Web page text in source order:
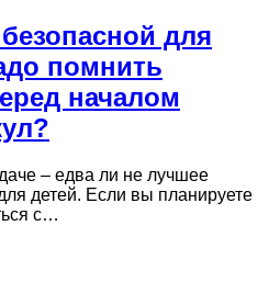
для
помнить
началом
– едва ли не лучшее
детей. Если вы планируете
с…